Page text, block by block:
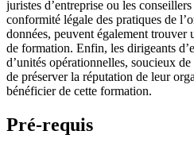
juristes d’entreprise ou les
conformité légale des pratiques de
données, peuvent également trouver
de formation. Enfin, les dirigeants
d’unités opérationnelles, soucieux
de préserver la réputation de leur
bénéficier de cette formation.
Pré-requis